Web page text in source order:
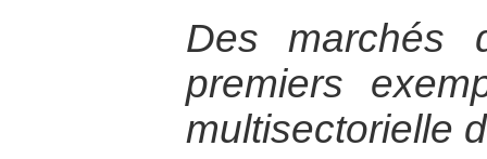
Des marchés
premiers
multisectorielle